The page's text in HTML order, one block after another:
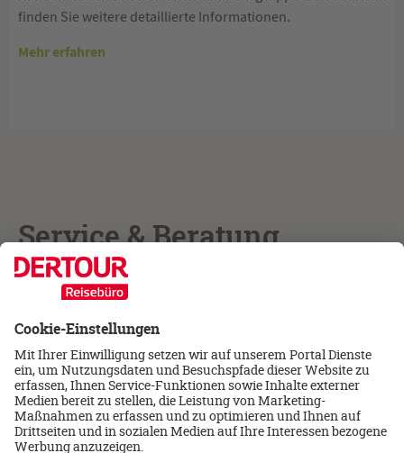
finden Sie weitere detaillierte Informationen.
Mehr erfahren
Service & Beratung